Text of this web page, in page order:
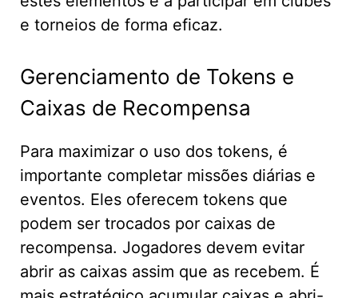
e torneios de forma eficaz.
Gerenciamento de Tokens e
Caixas de Recompensa
Para maximizar o uso dos tokens, é
importante completar missões diárias e
eventos. Eles oferecem tokens que
podem ser trocados por caixas de
recompensa. Jogadores devem evitar
abrir as caixas assim que as recebem. É